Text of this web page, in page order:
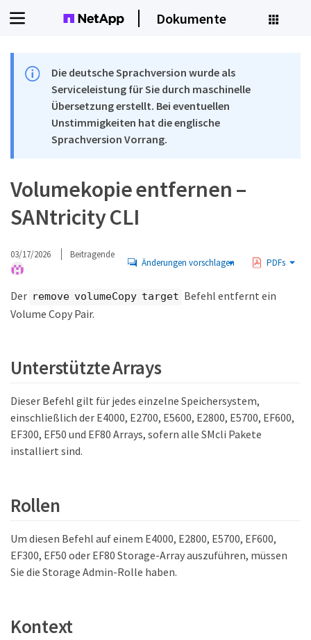
Dokumente
Die deutsche Sprachversion wurde als
Serviceleistung für Sie durch maschinelle
Übersetzung erstellt. Bei eventuellen
Unstimmigkeiten hat die englische
Sprachversion Vorrang.
Volumekopie entfernen –
SANtricity CLI
03/17/2026 Beitragende
Änderungen vorschlagen PDFs
Der remove volumeCopy target Befehl entfernt ein
Volume Copy Pair.
Unterstützte Arrays
Dieser Befehl gilt für jedes einzelne Speichersystem,
einschließlich der E4000, E2700, E5600, E2800, E5700, EF600,
EF300, EF50 und EF80 Arrays, sofern alle SMcli Pakete
installiert sind.
Rollen
Um diesen Befehl auf einem E4000, E2800, E5700, EF600,
EF300, EF50 oder EF80 Storage-Array auszuführen, müssen
Sie die Storage Admin-Rolle haben.
Kontext